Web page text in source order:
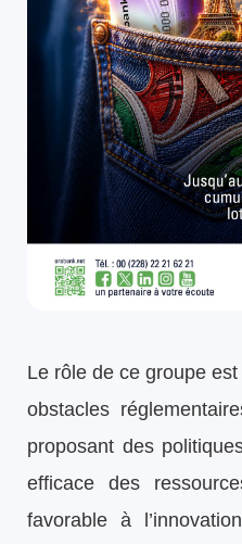
Le rôle de ce groupe
obstacles
proposant des
efficace des
favorable à